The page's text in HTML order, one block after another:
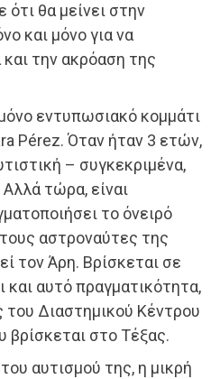
θα μείνει στην
και μόνο για να
και την ακρόαση της
εντυπωσιακό κομμάτι
Pérez. Όταν ήταν 3 ετών,
– συγκεκριμένα,
τώρα, είναι
το όνειρό
αστροναύτες της
τον Άρη. Βρίσκεται σε
και αυτό πραγματικότητα,
του Διαστημικού Κέντρου
βρίσκεται στο Τέξας.
αυτισμού της, η μικρή